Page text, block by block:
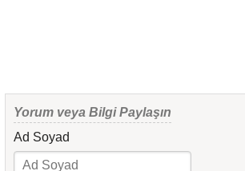
Yorum veya Bilgi Paylaşın
Ad Soyad